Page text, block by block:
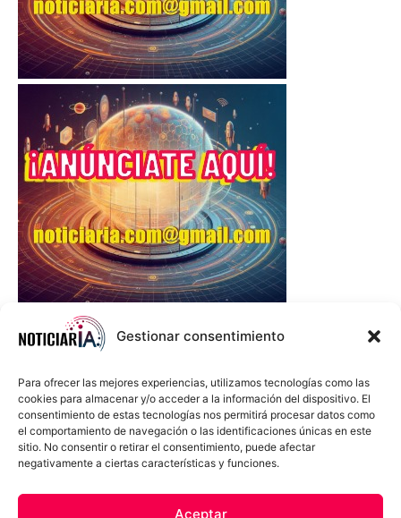
Gestionar consentimiento
Para ofrecer las mejores experiencias, utilizamos tecnologías como las
cookies para almacenar y/o acceder a la información del dispositivo. El
consentimiento de estas tecnologías nos permitirá procesar datos como
el comportamiento de navegación o las identificaciones únicas en este
sitio. No consentir o retirar el consentimiento, puede afectar
negativamente a ciertas características y funciones.
Aceptar
Política de cookies